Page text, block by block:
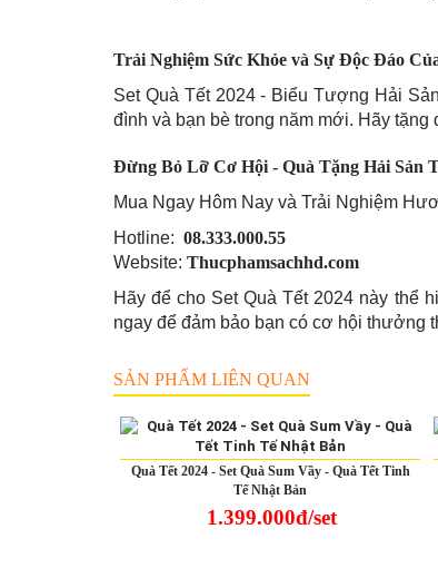
Trải Nghiệm Sức Khỏe và Sự Độc Đáo
Set Quà Tết 2024 - Biểu Tượng Hải
đình và bạn bè trong năm mới. Hãy
Đừng Bỏ Lỡ Cơ Hội - Quà Tặng Hải Sản
Mua Ngay Hôm Nay và Trải Nghiệm
Hotline: 08.333.000.55
Website: Thucphamsachhd.com
Hãy để cho Set Quà Tết 2024 này thể
ngay để đảm bảo bạn có cơ hội thưởng
SẢN PHẨM LIÊN QUAN
Quà Tết 2024 - Set Quà Sum Vầy - Quà Tết Tinh
Tế Nhật Bản
1.399.000đ/set